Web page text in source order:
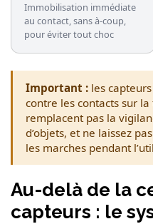
Immobilisation immédiate
au contact, sans à-coup,
pour éviter tout choc
Important :les capteurs
contre les contacts sur
remplacent pas la
d’objets, et ne laissez
les marches pendant
Au-delà de la
capteurs : le